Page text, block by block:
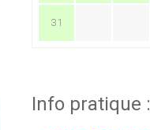
31
Info pratique :